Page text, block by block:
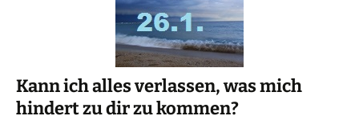
Kann ich alles verlassen, was mich
hindert zu dir zu kommen?